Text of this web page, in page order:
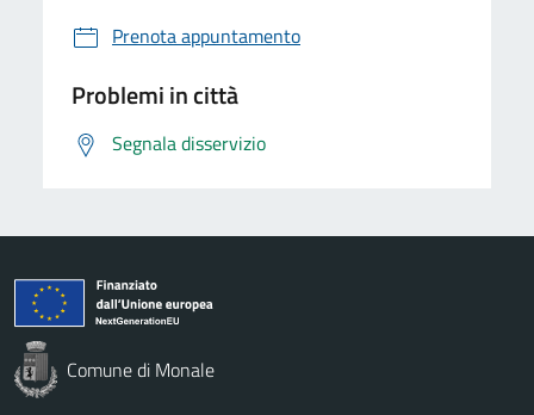
Prenota appuntamento
Problemi in città
Segnala disservizio
Comune di Monale